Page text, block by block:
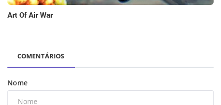
Art Of Air War
COMENTÁRIOS
Nome